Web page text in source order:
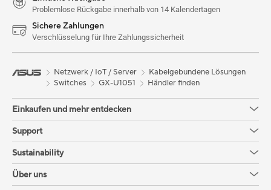
Problemlose Rückgabe innerhalb von 14 Kalendertagen
Sichere Zahlungen
Verschlüsselung für Ihre Zahlungssicherheit
Netzwerk / IoT / Server
Kabelgebundene Lösungen
Switches
GX-U1051 Händler finden
Einkaufen und mehr entdecken
Support
Sustainability
Über uns